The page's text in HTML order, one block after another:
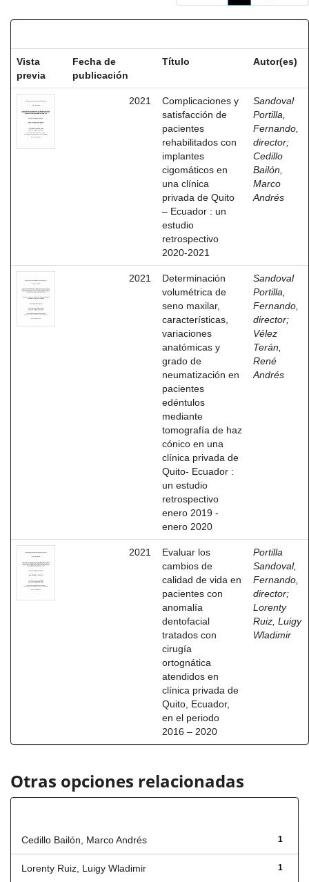
Vista
previa
Fecha de
publicación
Título Autor(es)
2021
Complicaciones y
satisfacción de
pacientes
rehabilitados con
implantes
cigomáticos en
una clínica
privada de Quito
– Ecuador : un
estudio
retrospectivo
2020-2021
Sandoval
Portilla,
Fernando,
director;
Cedillo
Bailón,
Marco
Andrés
2021
Determinación
volumétrica de
seno maxilar,
características,
variaciones
anatómicas y
grado de
neumatización en
pacientes
edéntulos
mediante
tomografía de haz
cónico en una
clínica privada de
Quito- Ecuador :
un estudio
retrospectivo
enero 2019 -
enero 2020
Sandoval
Portilla,
Fernando,
director;
Vélez
Terán,
René
Andrés
2021
Evaluar los
cambios de
calidad de vida en
pacientes con
anomalía
dentofacial
tratados con
cirugía
ortognática
atendidos en
clínica privada de
Quito, Ecuador,
en el periodo
2016 – 2020
Portilla
Sandoval,
Fernando,
director;
Lorenty
Ruiz, Luigy
Wladimir
Otras opciones relacionadas
1
Cedillo Bailón, Marco Andrés
1
Lorenty Ruiz, Luigy Wladimir